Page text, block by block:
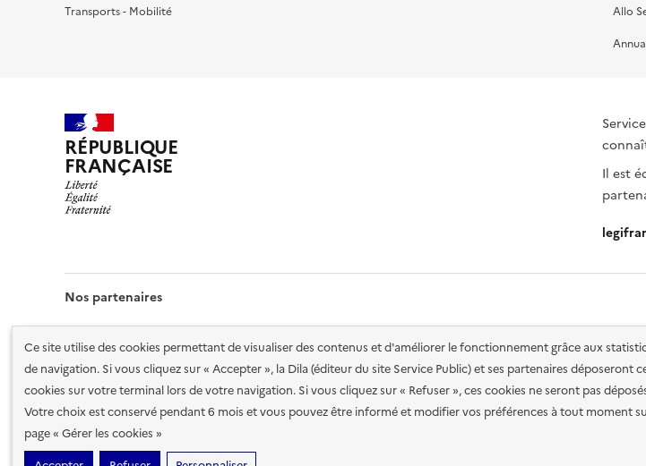
Ce site utilise des cookies permettant de visualiser des contenus et d'améliorer le fonctionnement grâce aux
de navigation. Si vous cliquez sur « Accepter », la Dila (éditeur du site Service Public) et ses partenaires déposeront
cookies sur votre terminal lors de votre navigation. Si vous cliquez sur « Refuser », ces cookies ne seront pas
Votre choix est conservé pendant 6 mois et vous pouvez être informé et modifier vos préférences à tout moment
page « Gérer les cookies »
Transports - Mobilité
Allo
RÉPUBLIQUE
FRANÇAISE
Il est
Nos partenaires
Accessibilité : totalement conforme Accessibilité des services en ligne